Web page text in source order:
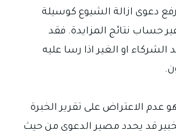
دعوى ازالة الشيوع كوسيلة
نتائج المزايدة. فقد
الشركاء او الغير اذا رسا عليه
عدم الاعتراض على تقرير الخبرة
قد يحدد مصير الدعوى من حيث